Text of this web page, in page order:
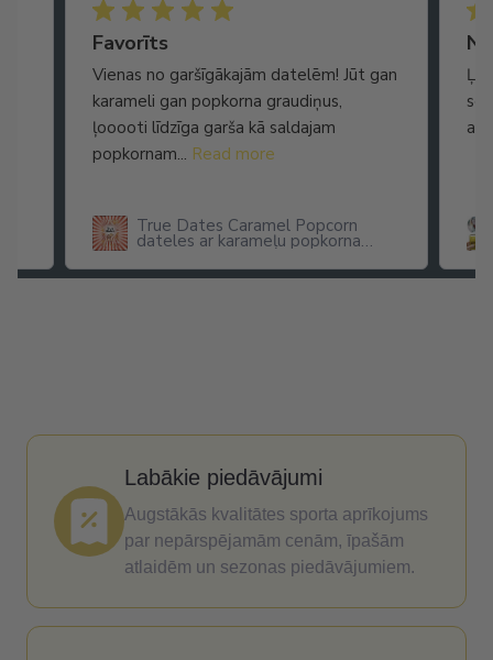
Favorīts
Vienas no garšīgākajām datelēm! Jūt gan
karameli gan popkorna graudiņus,
ļooooti līdzīga garša kā saldajam
popkornam... Read more
True Dates Caramel Popcorn
dateles ar karameļu popkorna
arī
Labākie piedāvājumi
Augstākās kvalitātes sporta aprīkojums
par nepārspējamām cenām, īpašām
atlaidēm un sezonas piedāvājumiem.